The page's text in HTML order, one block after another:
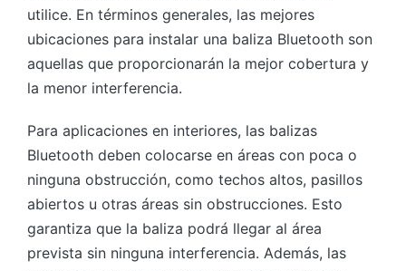
utilice. En términos generales, las mejores
ubicaciones para instalar una baliza Bluetooth son
aquellas que proporcionarán la mejor cobertura y
la menor interferencia.
Para aplicaciones en interiores, las balizas
Bluetooth deben colocarse en áreas con poca o
ninguna obstrucción, como techos altos, pasillos
abiertos u otras áreas sin obstrucciones. Esto
garantiza que la baliza podrá llegar al área
prevista sin ninguna interferencia. Además, las